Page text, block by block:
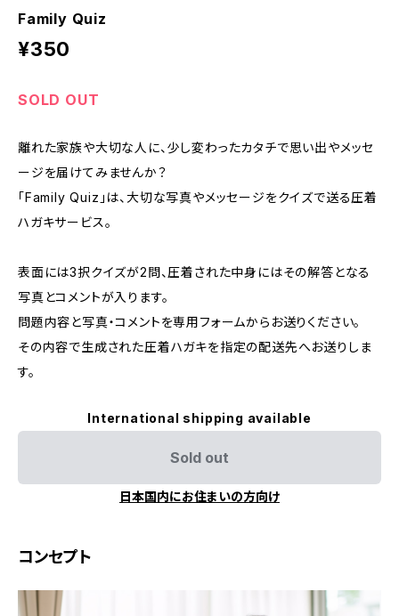
Family Quiz
¥350
SOLD OUT
離れた家族や大切な人に、少し変わったカタチで思い出やメッセ
ージを届けてみませんか？
「Family Quiz」は、大切な写真やメッセージをクイズで送る圧着
ハガキサービス。
表面には3択クイズが2問、圧着された中身にはその解答となる
写真とコメントが入ります。
問題内容と写真・コメントを専用フォームからお送りください。
その内容で生成された圧着ハガキを指定の配送先へお送りしま
す。
International shipping available
Sold out
日本国内にお住まいの方向け
コンセプト